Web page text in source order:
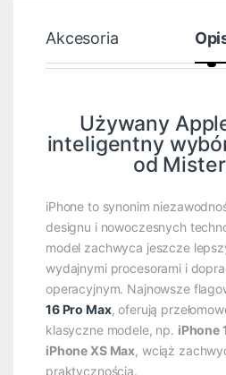
Akcesoria
Używany
inteligentny
od
iPhone to synonim
designu i nowoczesnych
model zachwyca jeszcze
wydajnymi procesorami i
operacyjnym. Najnowsze
16 Pro Max, oferują
klasyczne modele, np. iPhone
iPhone XS Max, wciąż
praktycznością.